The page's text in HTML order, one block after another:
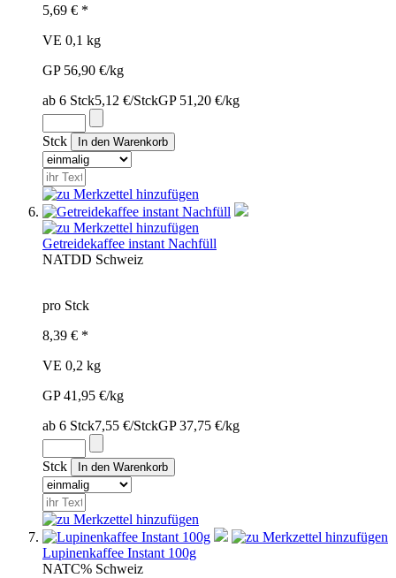
5,69 € *
VE 0,1 kg
GP 56,90 €/kg
ab 6 Stck5,12 €/StckGP 51,20 €/kg
Stck
Getreidekaffee instant Nachfüll
NATDD Schweiz
pro Stck
8,39 € *
VE 0,2 kg
GP 41,95 €/kg
ab 6 Stck7,55 €/StckGP 37,75 €/kg
Stck
Lupinenkaffee Instant 100g
NATC% Schweiz